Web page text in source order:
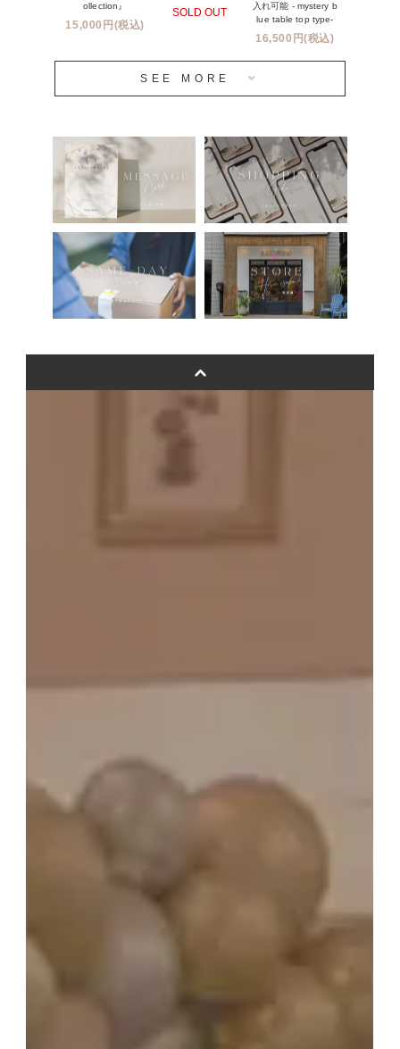
姉妹店＆関連ショップについて
安心のチャビーバルーン
おすすめ商品
バルーン自動販売機
浮くバルーンオーダーメイド - coming soonn -
卓上バルーンオーダーメイド
ムーンリットバルーンについて
ollection』
15,000円(税込)
SOLD OUT
入れ可能 - mystery b
lue table top type-
16,500円(税込)
SEE MORE